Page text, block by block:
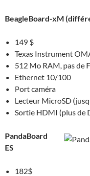
BeagleBoard-xM
149 $
Texas Instrument
512 Mo RAM, pas de
Ethernet 10/100
Port caméra
Lecteur MicroSD
Sortie HDMI (plus de
PandaBoard
ES
182$